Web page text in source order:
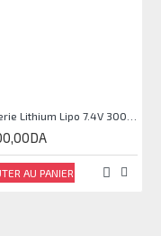
AU PANIER